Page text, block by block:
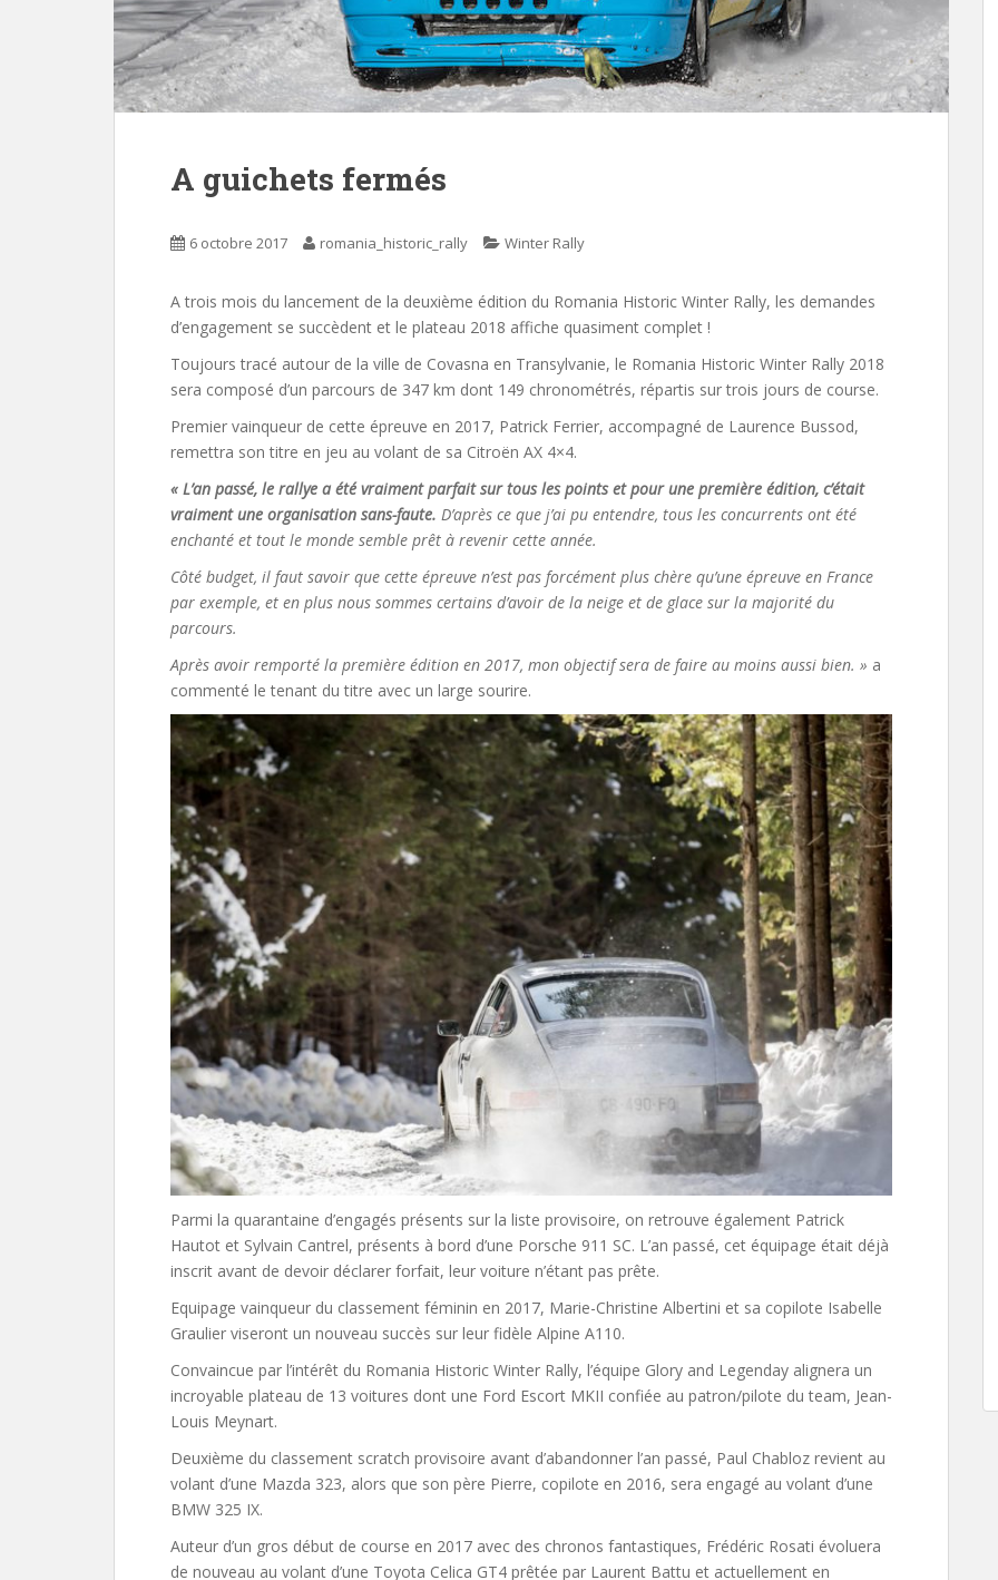
A guichets fermés
6 octobre 2017 romania_historic_rally Winter Rally
A trois mois du lancement de la deuxième édition du Romania Historic Winter Rally, les demandes
d’engagement se succèdent et le plateau 2018 affiche quasiment complet !
Toujours tracé autour de la ville de Covasna en Transylvanie, le Romania Historic Winter Rally 2018
sera composé d’un parcours de 347 km dont 149 chronométrés, répartis sur trois jours de course.
Premier vainqueur de cette épreuve en 2017, Patrick Ferrier, accompagné de Laurence Bussod,
remettra son titre en jeu au volant de sa Citroën AX 4×4.
« L’an passé, le rallye a été vraiment parfait sur tous les points et pour une première édition, c’était
vraiment une organisation sans-faute. D’après ce que j’ai pu entendre, tous les concurrents ont été
enchanté et tout le monde semble prêt à revenir cette année.
Côté budget, il faut savoir que cette épreuve n’est pas forcément plus chère qu’une épreuve en France
par exemple, et en plus nous sommes certains d’avoir de la neige et de glace sur la majorité du
parcours.
Après avoir remporté la première édition en 2017, mon objectif sera de faire au moins aussi bien. » a
commenté le tenant du titre avec un large sourire.
Parmi la quarantaine d’engagés présents sur la liste provisoire, on retrouve également Patrick
Hautot et Sylvain Cantrel, présents à bord d’une Porsche 911 SC. L’an passé, cet équipage était déjà
inscrit avant de devoir déclarer forfait, leur voiture n’étant pas prête.
Equipage vainqueur du classement féminin en 2017, Marie-Christine Albertini et sa copilote Isabelle
Graulier viseront un nouveau succès sur leur fidèle Alpine A110.
Convaincue par l’intérêt du Romania Historic Winter Rally, l’équipe Glory and Legenday alignera un
incroyable plateau de 13 voitures dont une Ford Escort MKII confiée au patron/pilote du team, Jean-
Louis Meynart.
Deuxième du classement scratch provisoire avant d’abandonner l’an passé, Paul Chabloz revient au
volant d’une Mazda 323, alors que son père Pierre, copilote en 2016, sera engagé au volant d’une
BMW 325 IX.
Auteur d’un gros début de course en 2017 avec des chronos fantastiques, Frédéric Rosati évoluera
de nouveau au volant d’une Toyota Celica GT4 prêtée par Laurent Battu et actuellement en